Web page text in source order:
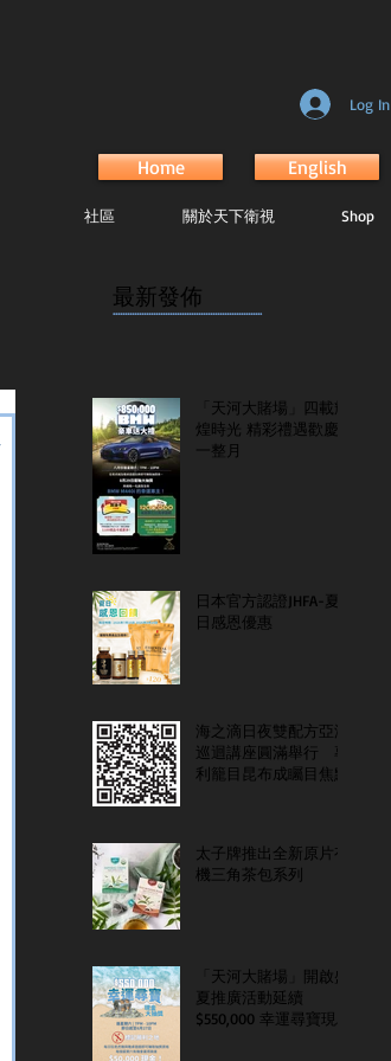
Log In
Home English
社區 關於天下衛視 Shop
最新發佈
...............................................................
「天河大賭場」四載輝
煌時光 精彩禮遇歡慶
一整月
日本官方認證JHFA-夏
日感恩優惠
海之滴日夜雙配方亞洲
巡迴講座圓滿舉行 專
利籠目昆布成矚目焦點
太子牌推出全新原片有
機三角茶包系列
「天河大賭場」開啟盛
夏推廣活動延續
$550,000 幸運尋寶現金